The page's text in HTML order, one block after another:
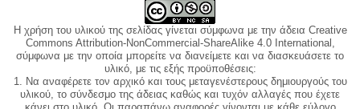
Η χρήση του υλικού της σελίδας γίνεται σύμφωνα με την άδεια Creative
Commons Attribution-NonCommercial-ShareAlike 4.0 International,
σύμφωνα με την οποία μπορείτε να διανείμετε και να διασκευάσετε το
υλικό, με τις εξής προϋποθέσεις:
1. Να αναφέρετε τον αρχικό και τους μεταγενέστερους δημιουργούς του
υλικού, το σύνδεσμο της άδειας καθώς και τυχόν αλλαγές που έχετε